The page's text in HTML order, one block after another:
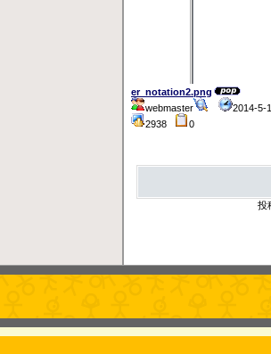
er_notation2.png
webmaster
2014-
2938
0
投